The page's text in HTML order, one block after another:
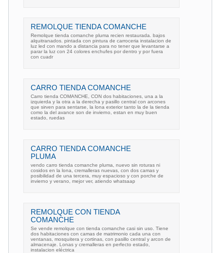
REMOLQUE TIENDA COMANCHE
Remolque tienda comanche pluma recien restaurada. bajos
alquitranados. pintada con pintura de carroceria instalacion de
luz led con mando a distancia para no tener que levantarse a
parar la luz con 24 colores enchufes por dentro y por fuera
con cuadr
CARRO TIENDA COMANCHE
Carro tienda COMANCHE, CON dos habitaciones, una a la
izquierda y la otra a la derecha y pasillo central con arcones
que sirven para sentarse, la lona exterior tanto la de la tienda
como la del avance son de invierno, estan en muy buen
estado, ruedas
CARRO TIENDA COMANCHE
PLUMA
vendo carro tienda comanche pluma, nuevo sin roturas ni
cosidos en la lona, cremalleras nuevas, con dos camas y
posibilidad de una tercera, muy espacioso y con porche de
invierno y verano, mejor ver, atiendo whatsaap
REMOLQUE CON TIENDA
COMANCHE
Se vende remolque con tienda comanche casi sin uso. Tiene
dos habitaciones con camas de matrimonio cada una con
ventanas, mosquitera y cortinas, con pasillo central y arcon de
almacenaje. Lonas y cremalleras en perfecto estado,
instalacion eléctrica